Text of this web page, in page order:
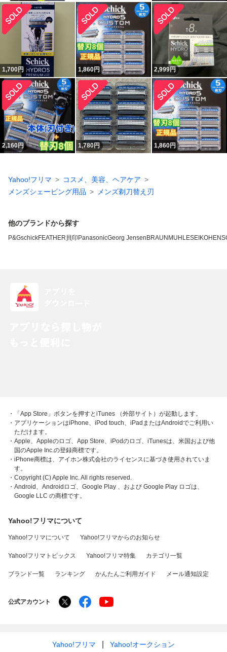
1,700円 1,860円 2,999円
2,160円 1,780円 1,860円
Yahoo!フリマ
コスメ、美容、ヘアケア
メンズシェービング用品
メンズ剃刀替え刃
他のブランドから探す
P&GschickFEATHER 貝印 PanasonicGeorg Jensen BRAUN MUHLESEIKO
・「App Store」ボタンを押すとiTunes （外部サイト）が起動します。
・アプリケーションはiPhone、iPod touch、iPadまたはAndroidでご利用い
ただけます。
・Apple、Appleのロゴ、App Store、iPodのロゴ、iTunesは、米国および他
国のApple Inc.の登録商標です。
・iPhone商標は、アイホン株式会社のライセンスに基づき使用されていま
す。
・Copyright (C) Apple Inc. All rights reserved.
・Android、Androidロゴ、Google Play 、および Google Play ロゴは、
Google LLC の商標です。
Yahoo!フリマについて
Yahoo!フリマについて Yahoo!フリマからのお知らせ
Yahoo!フリマトピックス Yahoo!フリマ特集 カテゴリ一覧
ブランド一覧 ランキング かんたんご利用ガイド メール通知設定
公式アカウント
Yahoo!フリマ Yahoo!オークション